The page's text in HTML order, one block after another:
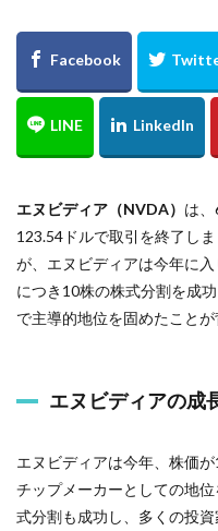
エヌビディア（NVDA） は、
123.54ドルで取引を終了し
が、エヌビディアは今年に
につき10株の株式分割を成
で主導的地位を固めたことが
エヌビディアの成
エヌビディアは今年、株価
チップメーカーとしての地
式分割も成功し、多くの投